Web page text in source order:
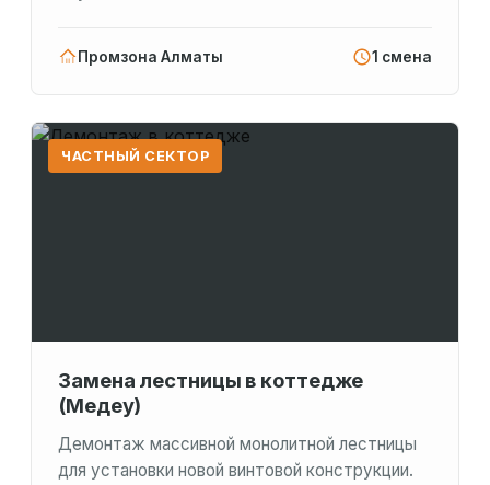
Промзона Алматы 1 смена
ЧАСТНЫЙ СЕКТОР
Замена лестницы в коттедже
(Медеу)
Демонтаж массивной монолитной лестницы
для установки новой винтовой конструкции.